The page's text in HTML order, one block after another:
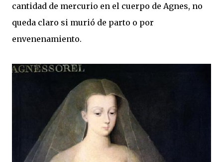
cantidad de mercurio en el cuerpo de Agnes, no
queda claro si murió de parto o por
envenenamiento.